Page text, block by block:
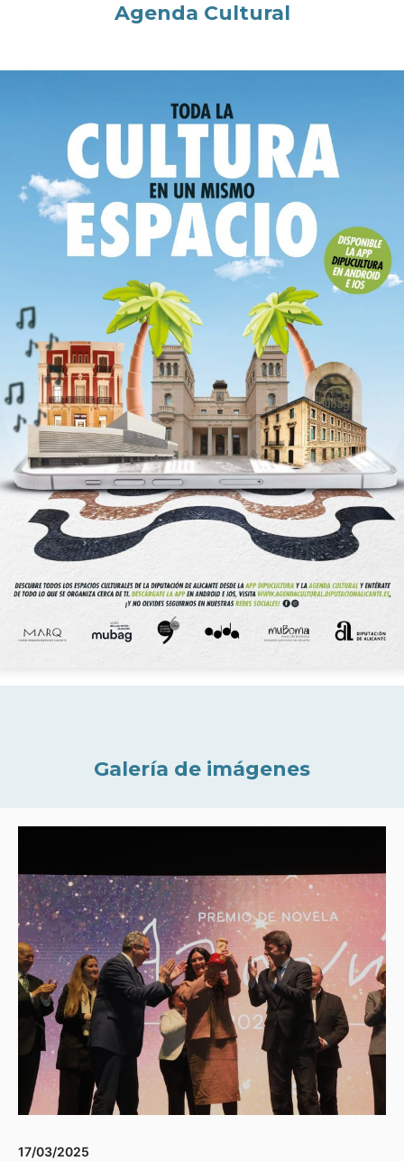
Agenda Cultural
Galería de imágenes
17/03/2025